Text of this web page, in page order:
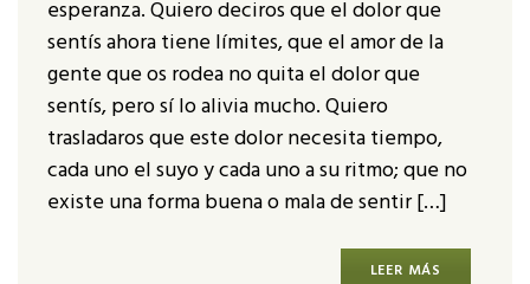
esperanza. Quiero deciros que el dolor que
sentís ahora tiene límites, que el amor de la
gente que os rodea no quita el dolor que
sentís, pero sí lo alivia mucho. Quiero
trasladaros que este dolor necesita tiempo,
cada uno el suyo y cada uno a su ritmo; que no
existe una forma buena o mala de sentir […]
LEER MÁS